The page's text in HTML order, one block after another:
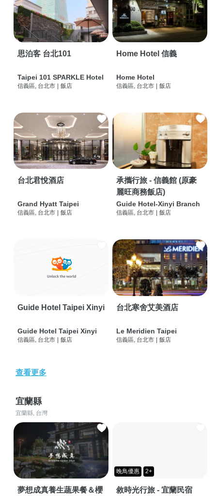
思泊客 台北101
Taipei 101 SPARKLE Hotel
信義區, 台北市 飯店
Home Hotel 信義
Home Hotel
信義區, 台北市 飯店
台北君悅酒店
Grand Hyatt Taipei
信義區, 台北市 飯店
承攜行旅 - 信義館 (原豪
麗旺商務飯店)
Guide Hotel-Xinyi Branch
信義區, 台北市 飯店
Guide Hotel Taipei Xinyi
Guide Hotel Taipei Xinyi
信義區, 台北市 | 飯店
台北寒舍艾美酒店
Le Meridien Taipei
信義區, 台北市 | 飯店
查看更多
宜蘭縣
宜蘭縣, 台灣
夢想成真養生蔬果餐＆櫻
晚鳥優惠 2+
敘時光行旅 - 宜蘭民宿